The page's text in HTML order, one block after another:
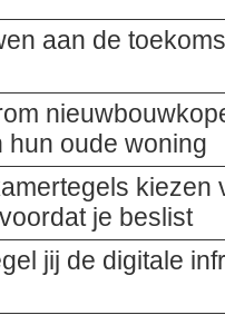
aan de
oude woning
kiezen
je beslist
jij de digitale